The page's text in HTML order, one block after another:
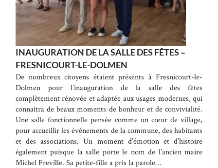
INAUGURATION DE LA SALLE DES FÊTES –
FRESNICOURT-LE-DOLMEN
De nombreux citoyens étaient présents à Fresnicourt-le-
Dolmen pour l’inauguration de la salle des fêtes
complètement rénovée et adaptée aux usages modernes, qui
connaîtra de beaux moments de bonheur et de convivialité.
Une salle fonctionnelle pensée comme un cœur de village,
pour accueillir les événements de la commune, des habitants
et des associations. Un moment d’émotion et d’histoire
également puisque la salle porte le nom de l’ancien maire
Michel Freville. Sa petite-fille a pris la parole…